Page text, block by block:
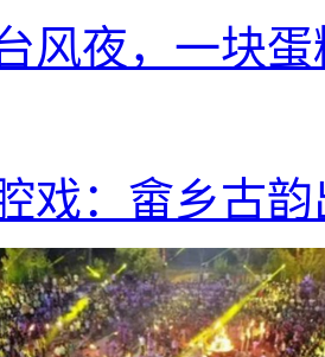
风夜，一块
戏：畲乡古